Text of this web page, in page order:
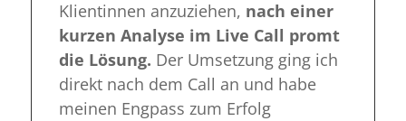
Klientinnen anzuziehen, nach einer
kurzen Analyse im Live Call promt
die Lösung. Der Umsetzung ging ich
direkt nach dem Call an und habe
meinen Engpass zum Erfolg